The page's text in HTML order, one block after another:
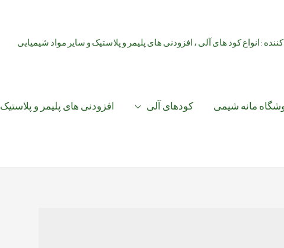
کننده : انواع کود های آلی ، افزودنی های پلیمر و پلاستیک و سایر مواد شیمیایی
مانه شیمی کودهای آلی افزودنی های پلیمر و پلاستیک